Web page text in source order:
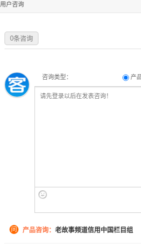
用户咨询
0条咨询
咨询类型： 产
问 产品咨询： 老故事频道信用中国栏目组